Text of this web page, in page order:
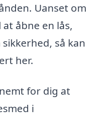
Uanset om
åbne en lås,
så kan
her.
for dig at
i